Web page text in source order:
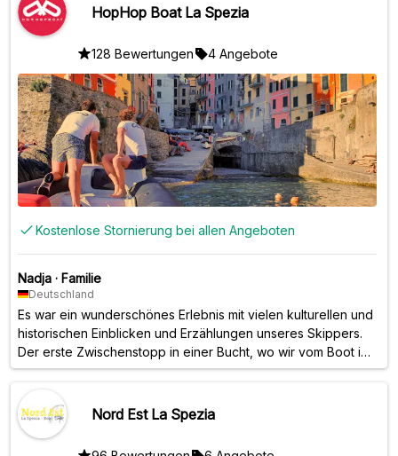
HopHop Boat La Spezia
128 Bewertungen 4 Angebote
Kostenlose Stornierung bei allen Angeboten
Nadja · Familie
Deutschland
Es war ein wunderschönes Erlebnis mit vielen kulturellen und
historischen Einblicken und Erzählungen unseres Skippers.
Der erste Zwischenstopp in einer Bucht, wo wir vom Boot ins
Meer springen, schwimmen und tauchen konnten, war
unglaublich schön, sehenswert, genussreich, farbenfroh,
lebendig! Eine mehr als empfehlenswerte Tour!!
Nord Est La Spezia